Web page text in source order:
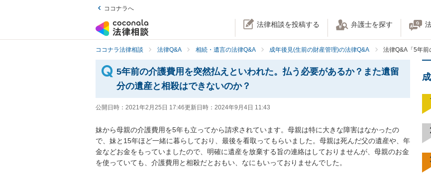
ココナラへ
法律相談を投稿する 弁護士を探す
ココナラ法律相談 法律Q&A 相続・遺言の法律Q&A 成年後見(生前の財産管理)の法律Q&A 法律Q&A「5年
5年前の介護費用を突然払えといわれた。払う必要があるか？また遺留
分の遺産と相殺はできないのか？
公開日時： 2021年2月25日 17:46更新日時： 2024年9月4日 11:43
妹から母親の介護費用を5年も立ってから請求されています。母親は特に大きな障害はなかったの
で、妹と15年ほど一緒に暮らしており、最後を看取ってもらいました。母親は死んだ父の遺産や、年
金などお金をもっていましたので、明確に遺産を放棄する旨の連絡はしておりませんが、母親のお金
を使っていても、介護費用と相殺だとおもい、なにもいっておりませんでした。